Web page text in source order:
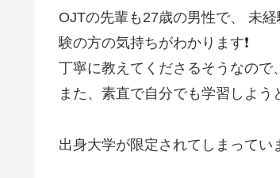
OJTの先輩も27歳の男性で、 未
験の方の気持ちがわかります❗
丁寧に教えてくださるそうなので
また、素直で自分でも学習しよ
出身大学が限定されてしまって